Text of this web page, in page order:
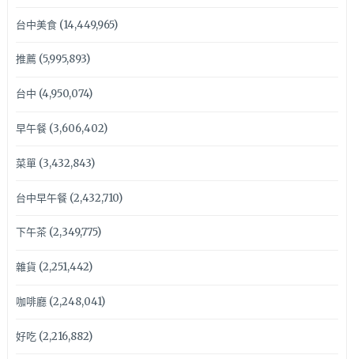
台中美食(14,449,965)
推薦(5,995,893)
台中 (4,950,074)
早午餐(3,606,402)
菜單(3,432,843)
台中早午餐(2,432,710)
下午茶(2,349,775)
雜貨 (2,251,442)
咖啡廳(2,248,041)
好吃(2,216,882)